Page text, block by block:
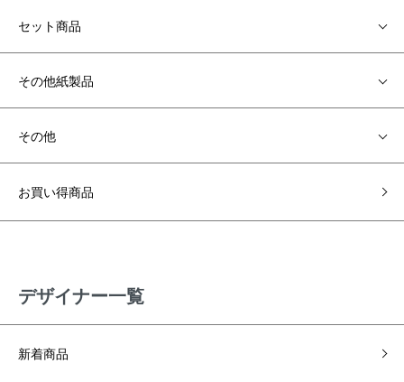
セット商品
その他紙製品
その他
お買い得商品
デザイナー一覧
新着商品